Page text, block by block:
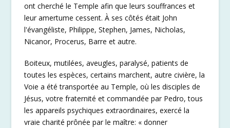
ont cherché le Temple afin que leurs souffrances et
leur amertume cessent. À ses côtés était John
l'évangéliste, Philippe, Stephen, James, Nicholas,
Nicanor, Procerus, Barre et autre.
Boiteux, mutilées, aveugles, paralysé, patients de
toutes les espèces, certains marchent, autre civière, la
Voie a été transportée au Temple, où les disciples de
Jésus, votre fraternité et commandée par Pedro, tous
les appareils psychiques extraordinaires, exercé la
vraie charité prônée par le maître: « donner